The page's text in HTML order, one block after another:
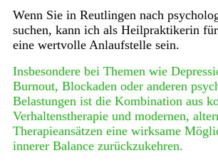
Wenn Sie in Reutlingen nach
suchen, kann ich als Heilpraktikerin
eine wertvolle Anlaufstelle sein.
Insbesondere bei Themen wie
Burnout, Blockaden oder anderen
Belastungen ist die Kombination aus
Verhaltenstherapie und modernen,
Therapieansätzen eine wirksame
innerer Balance zurückzukehren.